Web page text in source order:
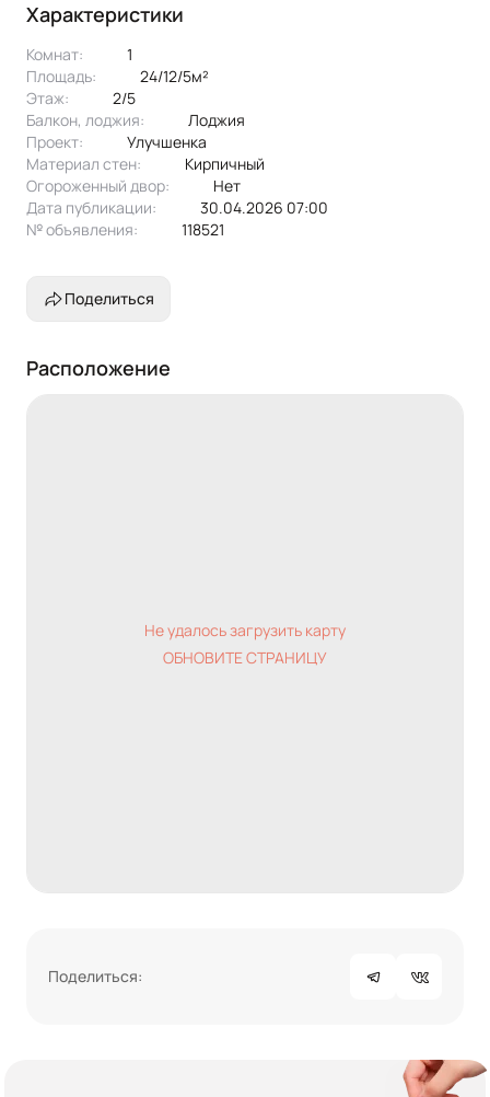
Характеристики
Комнат:
1
Площадь:
24/12/5м²
Этаж:
2/5
Балкон, лоджия:
лоджия
Проект:
улучшенка
Материал стен:
Кирпичный
Огороженный двор:
Нет
Дата публикации:
30.04.2026 07:00
№ объявления:
118521
Поделиться
Расположение
Не удалось загрузить карту
ОБНОВИТЕ СТРАНИЦУ
Поделиться: